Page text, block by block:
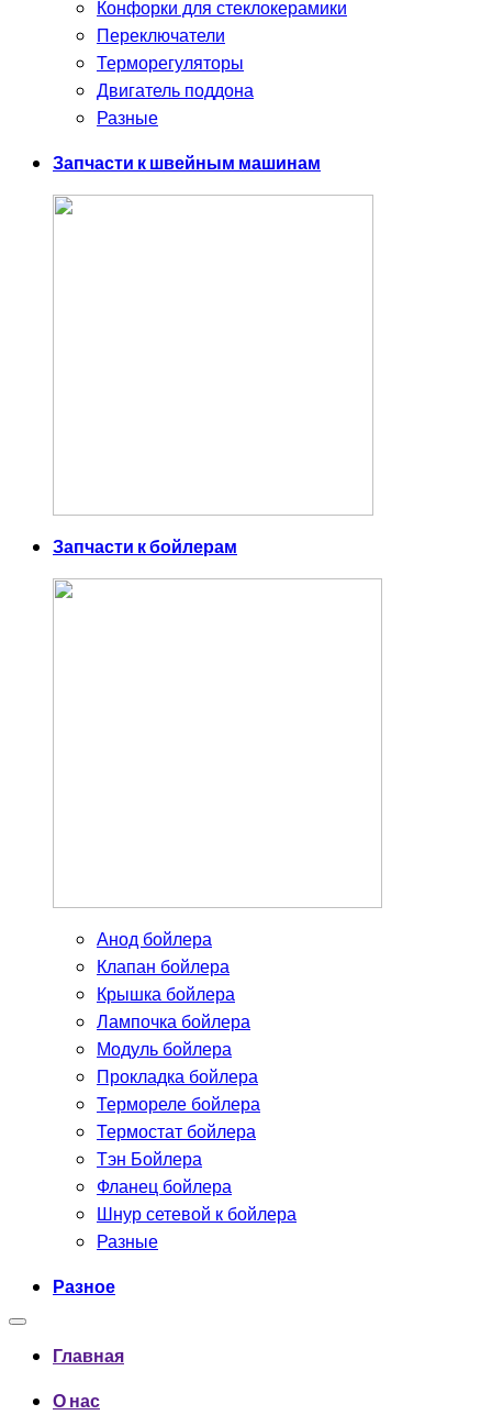
Конфорки для стеклокерамики
Переключатели
Терморегуляторы
Двигатель поддона
Разные
Запчасти к швейным машинам
Запчасти к бойлерам
Анод бойлера
Клапан бойлера
Крышка бойлера
Лампочка бойлера
Модуль бойлера
Прокладка бойлера
Термореле бойлера
Термостат бойлера
Тэн Бойлера
Фланец бойлера
Шнур сетевой к бойлера
Разные
Разное
Главная
О нас